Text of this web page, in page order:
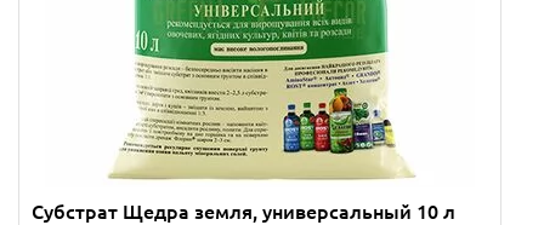
Субстрат Щедра земля, универсальный 10 л